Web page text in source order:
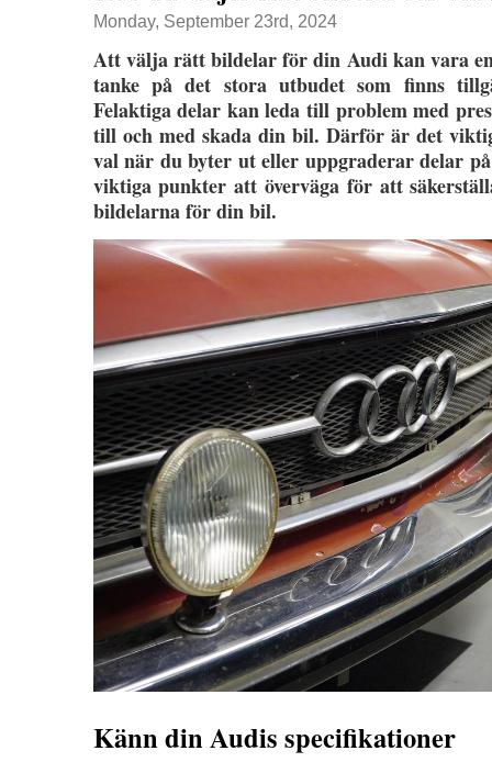
Monday, September 23rd, 2024
Att välja rätt bildelar för din Audi kan vara
tanke på det stora utbudet som finns
Felaktiga delar kan leda till problem med
till och med skada din bil. Därför är det
val när du byter ut eller uppgraderar delar
viktiga punkter att överväga för att
bildelarna för din bil.
Känn din Audis specifikationer